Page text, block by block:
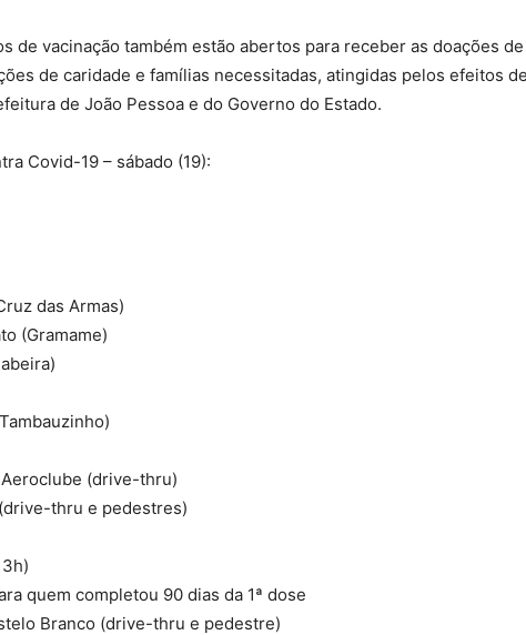
de vacinação também estão abertos para receber as doações
de caridade e famílias necessitadas, atingidas pelos efeitos
de João Pessoa e do Governo do Estado.
Covid-19 – sábado (19):
das Armas)
(Gramame)
(drive-thru)
thru e pedestres)
quem completou 90 dias da 1ª dose
Branco (drive-thru e pedestre)